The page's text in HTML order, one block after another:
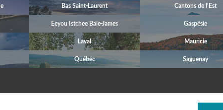
Bas Saint-Laurent Cantons de l'Est
Eeyou Istchee Baie-James Gaspésie
Laval Mauricie
Québec Saguenay